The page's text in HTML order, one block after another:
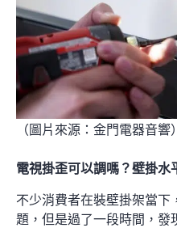
（圖片來源： 金門電器音響）
電視掛歪可以調嗎？壁掛水
不少消費者在裝壁掛架當下
題，但是過了一段時間，發